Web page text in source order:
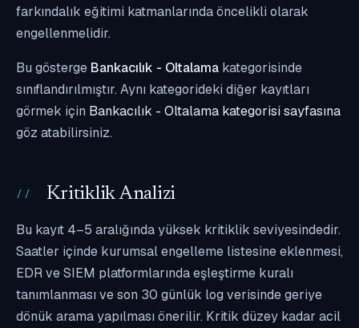
farkındalık eğitimi katmanlarında öncelikli olarak
engellenmelidir.
Bu gösterge Bankacılık - Oltalama kategorisinde
sınıflandırılmıştır. Aynı kategorideki diğer kayıtları
görmek için Bankacılık - Oltalama kategorisi sayfasına
göz atabilirsiniz.
Kritiklik Analizi
Bu kayıt 4–5 aralığında yüksek kritiklik seviyesindedir.
Saatler içinde kurumsal engelleme listesine eklenmesi,
EDR ve SIEM platformlarında eşleştirme kuralı
tanımlanması ve son 30 günlük log verisinde geriye
dönük arama yapılması önerilir. Kritik düzey kadar acil